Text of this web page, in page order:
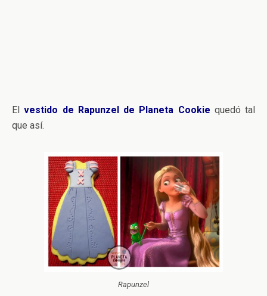
Elvestido de Rapunzel de Planeta Cookie quedó tal
que así.
Rapunzel